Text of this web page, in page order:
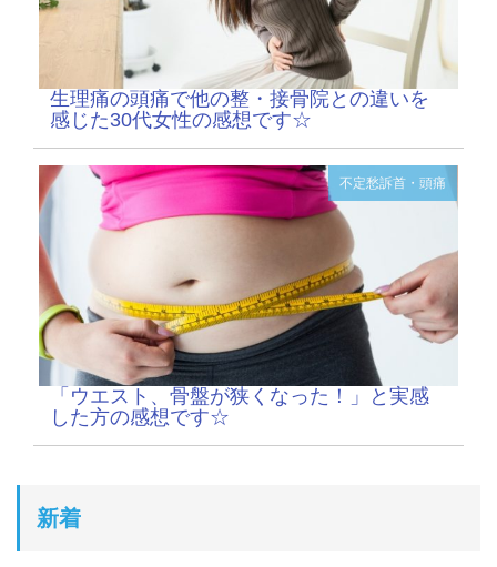
生理痛の頭痛で他の整・接骨院との違いを
感じた30代女性の感想です☆
不定愁訴首・頭痛
「ウエスト、骨盤が狭くなった！」と実感
した方の感想です☆
新着